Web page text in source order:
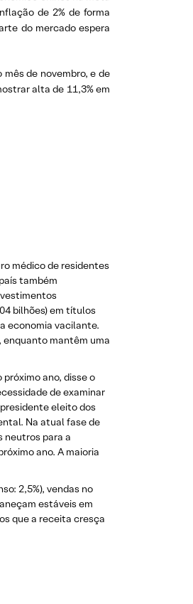
de 2% de forma
do mercado espera
de novembro, e de
alta de 11,3% em
médico de residentes
também
bilhões) em títulos
economia vacilante.
enquanto mantêm uma
ano, disse o
de examinar
eleito dos
Na atual fase de
neutros para a
ano. A maioria
2,5%), vendas no
estáveis em
que a receita cresça